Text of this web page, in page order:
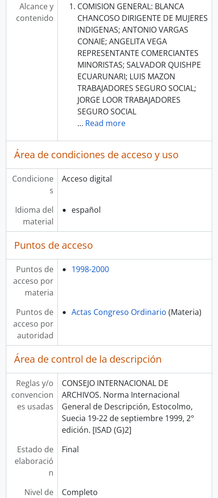
Alcance y
contenido
COMISION GENERAL: BLANCA
CHANCOSO DIRIGENTE DE MUJERES
INDIGENAS; ANTONIO VARGAS
CONAIE; ANGELITA VEGA
REPRESENTANTE COMERCIANTES
MINORISTAS; SALVADOR QUISHPE
ECUARUNARI; LUIS MAZON
TRABAJADORES SEGURO SOCIAL;
JORGE LOOR TRABAJADORES
SEGURO SOCIAL
… Read more
Área de condiciones de acceso y uso
Condicione
s
Acceso digital
Idioma del
material
español
Puntos de acceso
Puntos de
acceso por
materia
1998-2000
Puntos de
acceso por
autoridad
Actas Congreso Ordinario (Materia)
Área de control de la descripción
Reglas y/o
convencion
es usadas
CONSEJO INTERNACIONAL DE
ARCHIVOS. Norma Internacional
General de Descripción, Estocolmo,
Suecia 19-22 de septiembre 1999, 2°
edición. [ISAD (G)2]
Estado de
elaboració
n
Final
Nivel de
Completo